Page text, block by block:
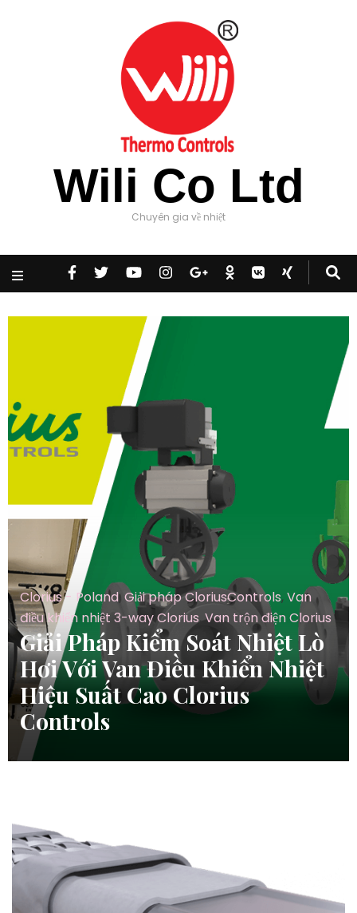
Wili Co Ltd
Chuyên gia về nhiệt
Clorius - Poland,Giải pháp CloriusControls,Van
điều khiển nhiệt 3-way Clorius,Van trộn điện Clorius
Giải Pháp Kiểm Soát Nhiệt Lò
Hơi Với Van Điều Khiển Nhiệt
Hiệu Suất Cao Clorius
Controls